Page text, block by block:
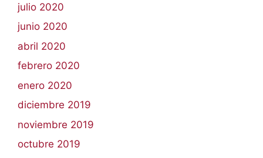
julio 2020
junio 2020
abril 2020
febrero 2020
enero 2020
diciembre 2019
noviembre 2019
octubre 2019